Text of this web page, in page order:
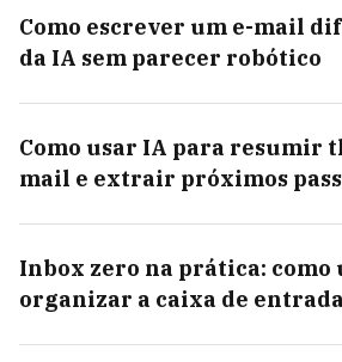
Como escrever um e-mail
da IA sem parecer robótico
Como usar IA para resumir
mail e extrair próximos
Inbox zero na prática: como
organizar a caixa de